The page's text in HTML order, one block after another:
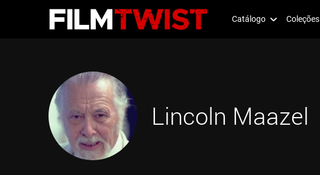
Catálogo Coleções
Lincoln Maazel